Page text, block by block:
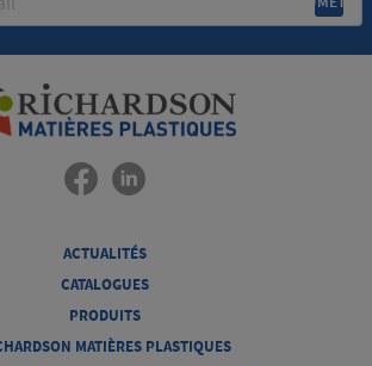
ACTUALITÉS
CATALOGUES
PRODUITS
MATIÈRES PLASTIQUES